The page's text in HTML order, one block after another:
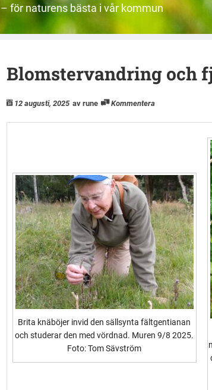
– för naturens bästa i vår kommun
Blomstervandring och
12 augusti, 2025 av rune Kommentera
Brita knäböjer invid den sällsynta fältgentianan
och studerar den med vördnad. Muren 9/8 2025.
Foto: Tom Sävström